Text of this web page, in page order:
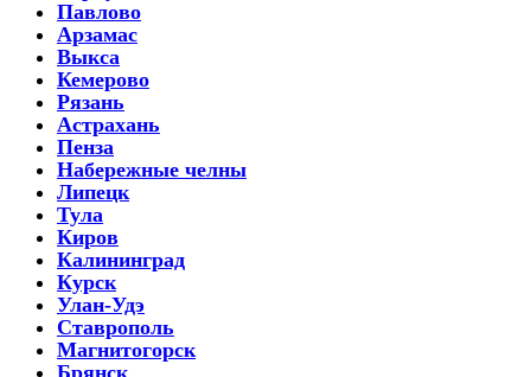
Павлово
Арзамас
Выкса
Кемерово
Рязань
Астрахань
Пенза
Набережные челны
Липецк
Тула
Киров
Калининград
Курск
Улан-Удэ
Ставрополь
Магнитогорск
Брянск